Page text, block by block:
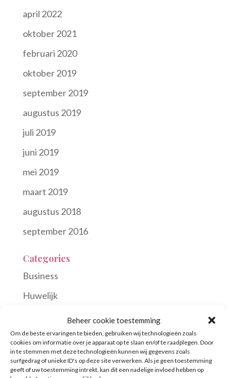
Beheer cookie toestemming
Om de beste ervaringen te bieden, gebruiken wij technologieën zoals
cookies om informatie over je apparaat op te slaan en/of te raadplegen. Door
in te stemmen met deze technologieën kunnen wij gegevens zoals
surfgedrag of unieke ID's op deze site verwerken. Als je geen toestemming
geeft of uw toestemming intrekt, kan dit een nadelige invloed hebben op
april 2022
oktober 2021
februari 2020
oktober 2019
september 2019
augustus 2019
juli 2019
juni 2019
mei 2019
maart 2019
augustus 2018
september 2016
Categories
Business
Huwelijk
Levende muziek
Samenspel
Solo